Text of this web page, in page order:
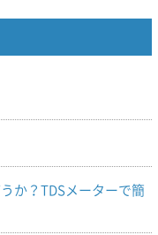
か？TDSメーターで簡